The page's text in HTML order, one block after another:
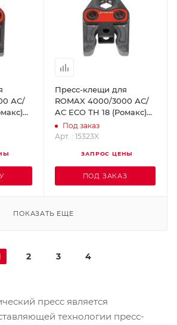
АС/
Пресс-клещи для
ROMAX 4000/3000 АС/
AC ECO TH 18 (Ромакс)
ROTHENBERGER 15323X
Под заказ
Арт. : 15323X
ЗАПРОС ЦЕНЫ
ПОД ЗАКАЗ
ПОКАЗАТЬ ЕЩЕ
2 3 4
пресс является
технологии пресс-